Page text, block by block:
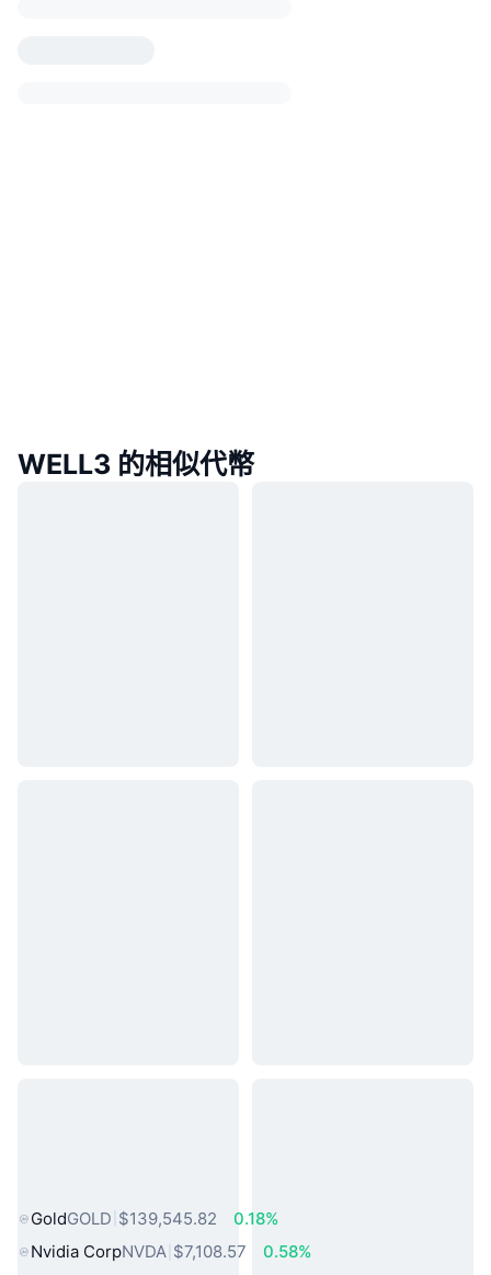
WELL3 的相似代幣
GoldGOLD $139,545.82
0.18%
Nvidia CorpNVDA $7,108.57 0.58%